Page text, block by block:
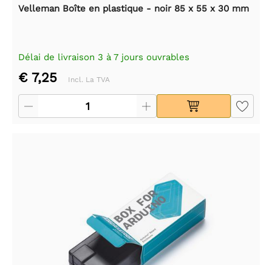
Velleman Boîte en plastique - noir 85 x 55 x 30 mm
Délai de livraison 3 à 7 jours ouvrables
€ 7,25 Incl. La TVA